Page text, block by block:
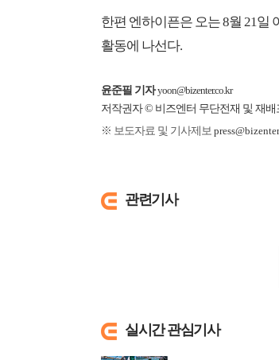
한편 엔하이픈은 오는 8월 21일
활동에 나선다.
윤준필 기자 yoon@bizenter.co.kr
저작권자 © 비즈엔터 무단전재 및 재배
※ 보도자료 및 기사제보
관련기사
실시간 관심기사